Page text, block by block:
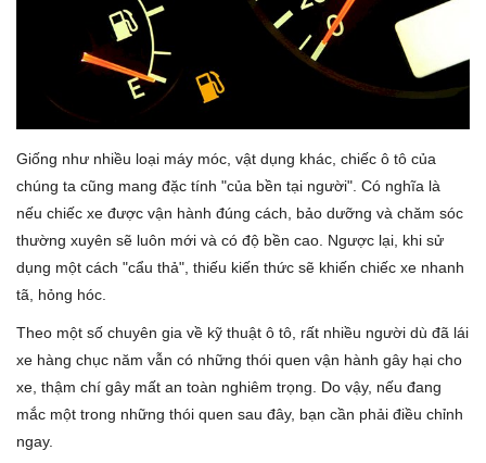
Giống như nhiều loại máy móc, vật dụng khác, chiếc ô tô của
chúng ta cũng mang đặc tính "của bền tại người". Có nghĩa là
nếu chiếc xe được vận hành đúng cách, bảo dưỡng và chăm sóc
thường xuyên sẽ luôn mới và có độ bền cao. Ngược lại, khi sử
dụng một cách "cẩu thả", thiếu kiến thức sẽ khiến chiếc xe nhanh
tã, hỏng hóc.
Theo một số chuyên gia về kỹ thuật ô tô, rất nhiều người dù đã lái
xe hàng chục năm vẫn có những thói quen vận hành gây hại cho
xe, thậm chí gây mất an toàn nghiêm trọng. Do vậy, nếu đang
mắc một trong những thói quen sau đây, bạn cần phải điều chỉnh
ngay.